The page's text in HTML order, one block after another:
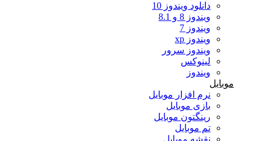
دانلود ویندوز 10
ویندوز 8 و 8.1
ویندوز 7
ویندوز xp
ویندوز سرور
لینوکس
ویندوز
نرم افزار موبایل
بازی موبایل
رینگتون موبایل
تم موبایل
نقشه موبایل